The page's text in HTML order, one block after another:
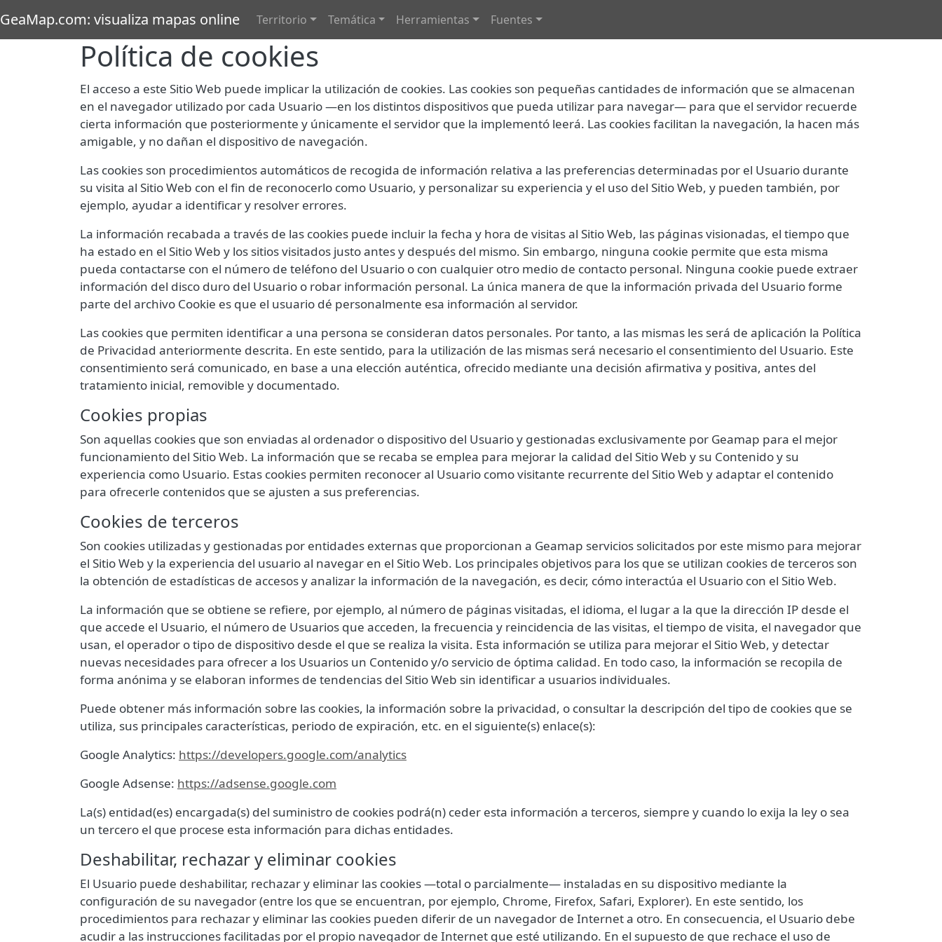
GeaMap.com: visualiza mapas online Main navigation
Territorio Temática Herramientas Fuentes
Política de cookies
El acceso a este Sitio Web puede implicar la utilización de cookies. Las cookies son pequeñas cantidades de información que se almacenan
en el navegador utilizado por cada Usuario —en los distintos dispositivos que pueda utilizar para navegar— para que el servidor recuerde
cierta información que posteriormente y únicamente el servidor que la implementó leerá. Las cookies facilitan la navegación, la hacen más
amigable, y no dañan el dispositivo de navegación.
Las cookies son procedimientos automáticos de recogida de información relativa a las preferencias determinadas por el Usuario durante
su visita al Sitio Web con el fin de reconocerlo como Usuario, y personalizar su experiencia y el uso del Sitio Web, y pueden también, por
ejemplo, ayudar a identificar y resolver errores.
La información recabada a través de las cookies puede incluir la fecha y hora de visitas al Sitio Web, las páginas visionadas, el tiempo que
ha estado en el Sitio Web y los sitios visitados justo antes y después del mismo. Sin embargo, ninguna cookie permite que esta misma
pueda contactarse con el número de teléfono del Usuario o con cualquier otro medio de contacto personal. Ninguna cookie puede extraer
información del disco duro del Usuario o robar información personal. La única manera de que la información privada del Usuario forme
parte del archivo Cookie es que el usuario dé personalmente esa información al servidor.
Las cookies que permiten identificar a una persona se consideran datos personales. Por tanto, a las mismas les será de aplicación la Política
de Privacidad anteriormente descrita. En este sentido, para la utilización de las mismas será necesario el consentimiento del Usuario. Este
consentimiento será comunicado, en base a una elección auténtica, ofrecido mediante una decisión afirmativa y positiva, antes del
tratamiento inicial, removible y documentado.
Cookies propias
Son aquellas cookies que son enviadas al ordenador o dispositivo del Usuario y gestionadas exclusivamente por Geamap para el mejor
funcionamiento del Sitio Web. La información que se recaba se emplea para mejorar la calidad del Sitio Web y su Contenido y su
experiencia como Usuario. Estas cookies permiten reconocer al Usuario como visitante recurrente del Sitio Web y adaptar el contenido
para ofrecerle contenidos que se ajusten a sus preferencias.
Cookies de terceros
Son cookies utilizadas y gestionadas por entidades externas que proporcionan a Geamap servicios solicitados por este mismo para mejorar
el Sitio Web y la experiencia del usuario al navegar en el Sitio Web. Los principales objetivos para los que se utilizan cookies de terceros son
la obtención de estadísticas de accesos y analizar la información de la navegación, es decir, cómo interactúa el Usuario con el Sitio Web.
La información que se obtiene se refiere, por ejemplo, al número de páginas visitadas, el idioma, el lugar a la que la dirección IP desde el
que accede el Usuario, el número de Usuarios que acceden, la frecuencia y reincidencia de las visitas, el tiempo de visita, el navegador que
usan, el operador o tipo de dispositivo desde el que se realiza la visita. Esta información se utiliza para mejorar el Sitio Web, y detectar
nuevas necesidades para ofrecer a los Usuarios un Contenido y/o servicio de óptima calidad. En todo caso, la información se recopila de
forma anónima y se elaboran informes de tendencias del Sitio Web sin identificar a usuarios individuales.
Puede obtener más información sobre las cookies, la información sobre la privacidad, o consultar la descripción del tipo de cookies que se
utiliza, sus principales características, periodo de expiración, etc. en el siguiente(s) enlace(s):
Google Analytics: https://developers.google.com/analytics
Google Adsense: https://adsense.google.com
La(s) entidad(es) encargada(s) del suministro de cookies podrá(n) ceder esta información a terceros, siempre y cuando lo exija la ley o sea
un tercero el que procese esta información para dichas entidades.
Deshabilitar, rechazar y eliminar cookies
El Usuario puede deshabilitar, rechazar y eliminar las cookies —total o parcialmente— instaladas en su dispositivo mediante la
configuración de su navegador (entre los que se encuentran, por ejemplo, Chrome, Firefox, Safari, Explorer). En este sentido, los
procedimientos para rechazar y eliminar las cookies pueden diferir de un navegador de Internet a otro. En consecuencia, el Usuario debe
acudir a las instrucciones facilitadas por el propio navegador de Internet que esté utilizando. En el supuesto de que rechace el uso de